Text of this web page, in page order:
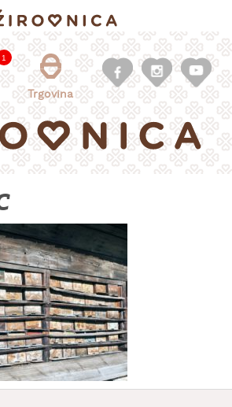
1
Trgovina